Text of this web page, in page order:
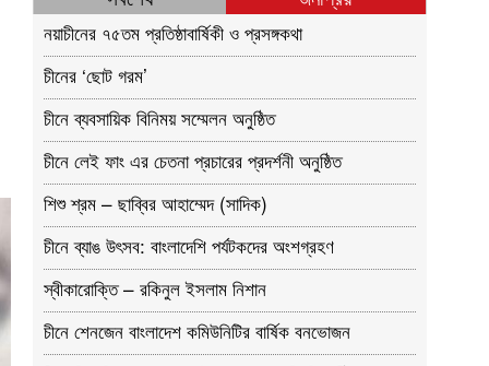
নয়াচীনের ৭৫তম প্রতিষ্ঠাবার্ষিকী ও প্রসঙ্গকথা
চীনের ‘ছোট গরম’
চীনে ব্যবসায়িক বিনিময় সম্মেলন অনুষ্ঠিত
চীনে লেই ফাং এর চেতনা প্রচারের প্রদর্শনী অনুষ্ঠিত
শিশু শ্রম – ছাব্বির আহাম্মেদ (সাদিক)
চীনে ব্যাঙ উৎসব: বাংলাদেশি পর্যটকদের অংশগ্রহণ
স্বীকারোক্তি – রকিনুল ইসলাম নিশান
চীনে শেনজেন বাংলাদেশ কমিউনিটির বার্ষিক বনভোজন